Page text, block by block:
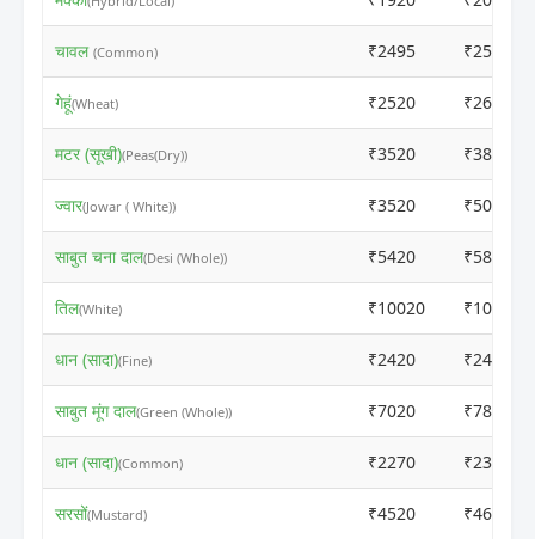
चावल (Common) ₹2495 ₹2500
गेहूं(Wheat) ₹2520 ₹2600
मटर (सूखी)(Peas(Dry)) ₹3520 ₹3800
ज्वार(Jowar ( White)) ₹3520 ₹5050
साबुत चना दाल(Desi (Whole)) ₹5420 ₹5800
तिल(White) ₹10020 ₹10500
धान (सादा)(Fine) ₹2420 ₹2400
साबुत मूंग दाल(Green (Whole)) ₹7020 ₹7800
धान (सादा)(Common) ₹2270 ₹2300
सरसों(Mustard) ₹4520 ₹4600